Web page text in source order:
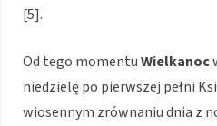
[5].
Od tego momentuWielkanoc
niedzielę po pierwszej pełni
wiosennym zrównaniu dnia z